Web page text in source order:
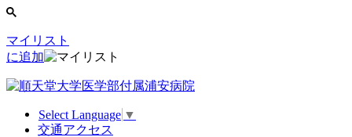
マイリスト
に追加
Select Language ▼
交通アクセス